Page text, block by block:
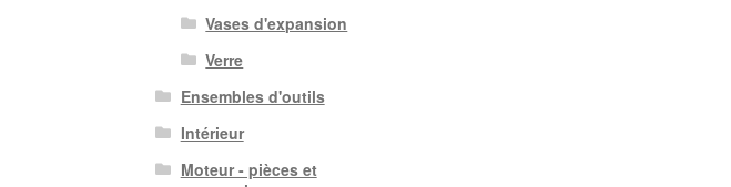
Vases d'expansion
Verre
Ensembles d'outils
Intérieur
Moteur - pièces et